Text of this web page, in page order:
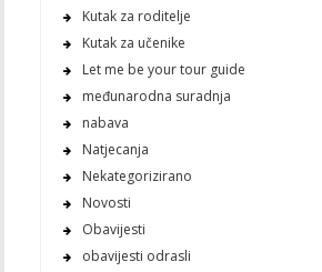
Kutak za roditelje
Kutak za učenike
Let me be your tour guide
međunarodna suradnja
nabava
Natjecanja
Nekategorizirano
Novosti
Obavijesti
obavijesti odrasli